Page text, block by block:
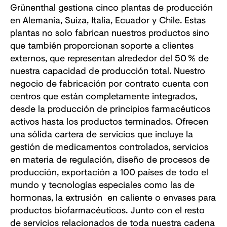
Grünenthal gestiona cinco plantas de producción
en Alemania, Suiza, Italia, Ecuador y Chile. Estas
plantas no solo fabrican nuestros productos sino
que también proporcionan soporte a clientes
externos, que representan alrededor del 50 % de
nuestra capacidad de producción total. Nuestro
negocio de fabricación por contrato cuenta con
centros que están completamente integrados,
desde la producción de principios farmacéuticos
activos hasta los productos terminados. Ofrecen
una sólida cartera de servicios que incluye la
gestión de medicamentos controlados, servicios
en materia de regulación, diseño de procesos de
producción, exportación a 100 países de todo el
mundo y tecnologías especiales como las de
hormonas, la extrusión en caliente o envases para
productos biofarmacéuticos. Junto con el resto
de servicios relacionados de toda nuestra cadena